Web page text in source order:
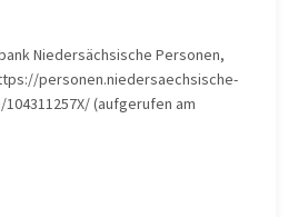
Niedersächsische Personen,
personen.niedersaechsische-
(aufgerufen am